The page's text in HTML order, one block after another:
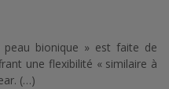
bionique » est faite de
une flexibilité « similaire à
(…)